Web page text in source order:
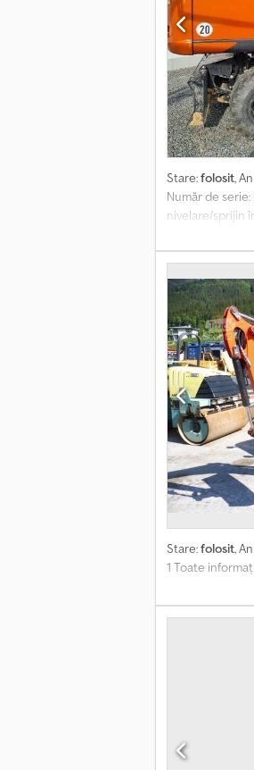
Stare:folosit,
Număr de
nivelare/sprijin
standard de
siguranța în
schimbare
Instalare
utilaj, se
benă de
Stare:folosit,
1 Toate